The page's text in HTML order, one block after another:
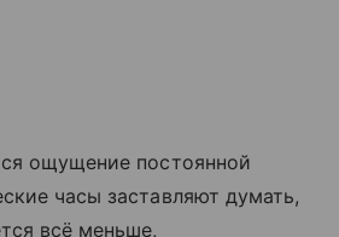
ощущение постоянной
часы заставляют думать,
всё меньше,